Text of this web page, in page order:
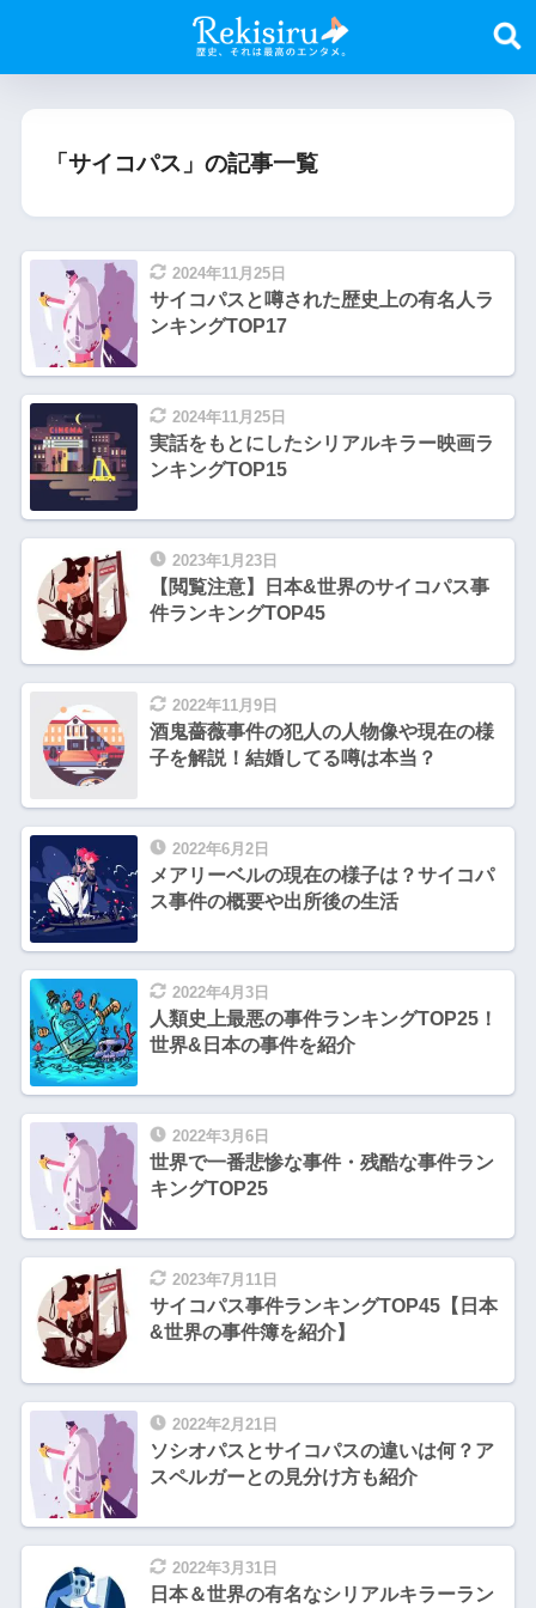
「サイコパス」の記事一覧
2024年11月25日
サイコパスと噂された歴史上の有名人ラ
ンキングTOP17
2024年11月25日
実話をもとにしたシリアルキラー映画ラ
ンキングTOP15
2023年1月23日
【閲覧注意】日本&世界のサイコパス事
件ランキングTOP45
2022年11月9日
酒鬼薔薇事件の犯人の人物像や現在の様
子を解説！結婚してる噂は本当？
2022年6月2日
メアリーベルの現在の様子は？サイコパ
ス事件の概要や出所後の生活
2022年4月3日
人類史上最悪の事件ランキングTOP25！
世界&日本の事件を紹介
2022年3月6日
世界で一番悲惨な事件・残酷な事件ラン
キングTOP25
2023年7月11日
サイコパス事件ランキングTOP45【日本
&世界の事件簿を紹介】
2022年2月21日
ソシオパスとサイコパスの違いは何？ア
スペルガーとの見分け方も紹介
2022年3月31日
日本＆世界の有名なシリアルキラーラン